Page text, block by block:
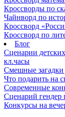
Кроссворды по
Чайнворд по
Кроссворд
Кроссворд по
Блог
Сценарии
кл.часы
Смешные загадки
Что подарить на
Современные
Сценарий гендер
Конкурсы на